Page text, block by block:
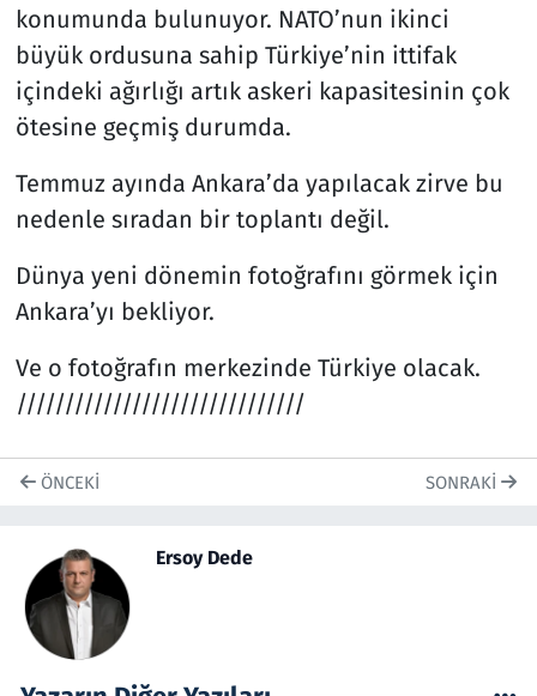
konumunda bulunuyor. NATO’nun ikinci
büyük ordusuna sahip Türkiye’nin ittifak
içindeki ağırlığı artık askeri kapasitesinin çok
ötesine geçmiş durumda.
Temmuz ayında Ankara’da yapılacak zirve bu
nedenle sıradan bir toplantı değil.
Dünya yeni dönemin fotoğrafını görmek için
Ankara’yı bekliyor.
Ve o fotoğrafın merkezinde Türkiye olacak.
//////////////////////////////
ÖNCEKI SONRAKI
Ersoy Dede